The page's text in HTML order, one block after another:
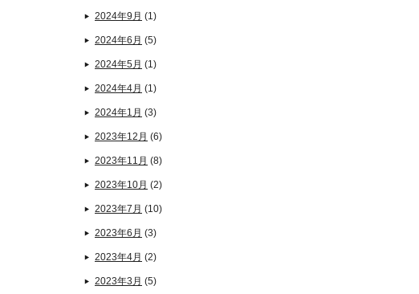
2024年9月 (1)
2024年6月 (5)
2024年5月 (1)
2024年4月 (1)
2024年1月 (3)
2023年12月 (6)
2023年11月 (8)
2023年10月 (2)
2023年7月 (10)
2023年6月 (3)
2023年4月 (2)
2023年3月 (5)